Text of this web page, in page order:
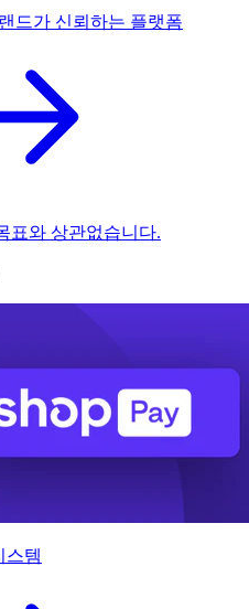
드가 신뢰하는 플랫폼
표와 상관없습니다.
스템